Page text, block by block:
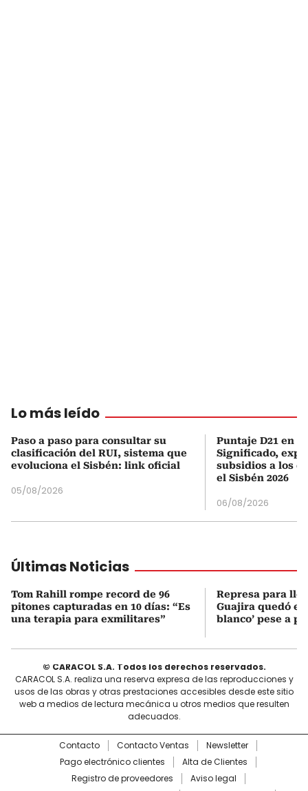
Lo más leído
Paso a paso para consultar su
clasificación del RUI, sistema que
evoluciona el Sisbén: link oficial
05/08/2026
Puntaje D21 en
Significado,
subsidios a los
el Sisbén 2026
06/08/2026
Últimas Noticias
Tom Rahill rompe record de 96
pitones capturadas en 10 días: “Es
una terapia para exmilitares”
Represa para
Guajira quedó en
blanco’ pese a
© CARACOL S.A. Todos los derechos reservados.
CARACOL S.A. realiza una reserva expresa de las reproducciones y
usos de las obras y otras prestaciones accesibles desde este sitio
web a medios de lectura mecánica u otros medios que resulten
adecuados.
Contacto Contacto Ventas
Newsletter
Pago electrónico clientes
Alta de Clientes
Registro de proveedores
Aviso legal